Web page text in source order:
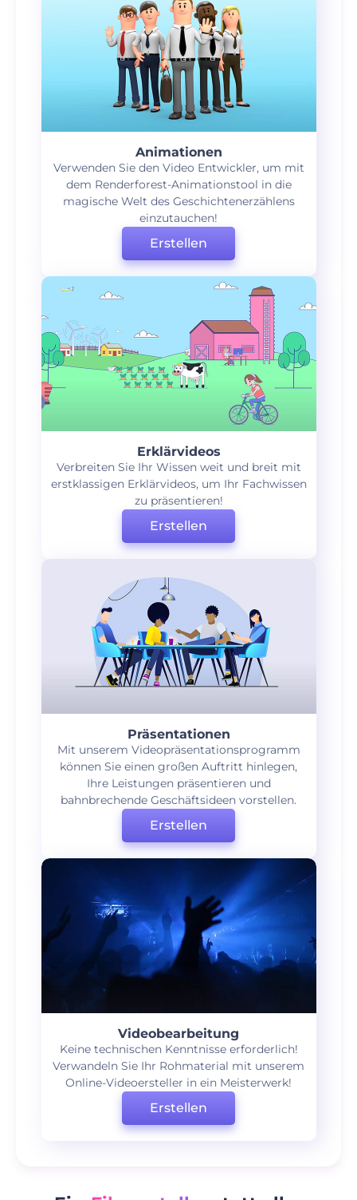
Animationen
Verwenden Sie den Video Entwickler, um mit
dem Renderforest-Animationstool in die
magische Welt des Geschichtenerzählens
einzutauchen!
Erstellen
Erklärvideos
Verbreiten Sie Ihr Wissen weit und breit mit
erstklassigen Erklärvideos, um Ihr Fachwissen
zu präsentieren!
Erstellen
Präsentationen
Mit unserem Videopräsentationsprogramm
können Sie einen großen Auftritt hinlegen,
Ihre Leistungen präsentieren und
bahnbrechende Geschäftsideen vorstellen.
Erstellen
Videobearbeitung
Keine technischen Kenntnisse erforderlich!
Verwandeln Sie Ihr Rohmaterial mit unserem
Online-Videoersteller in ein Meisterwerk!
Erstellen